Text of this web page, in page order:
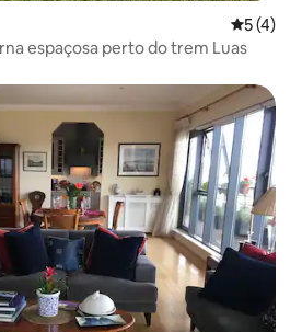
5 de
5 (4)
espaçosa perto do trem Luas